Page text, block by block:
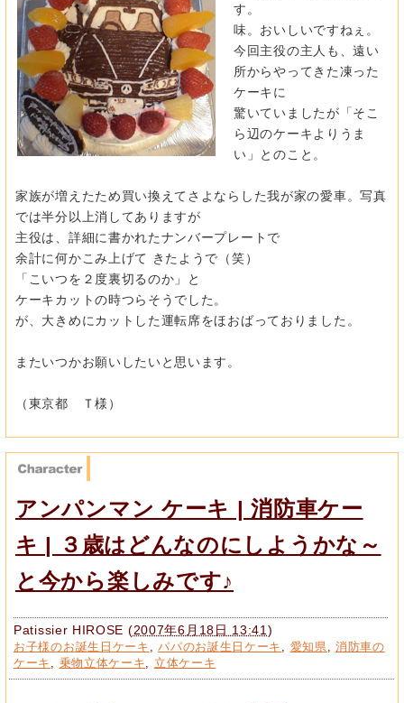
す。
味。おいしいですねぇ。
今回主役の主人も、遠い
所からやってきた凍った
ケーキに
驚いていましたが「そこ
ら辺のケーキよりうま
い」とのこと。
家族が増えたため買い換えてさよならした我が家の愛車。写真
では半分以上消してありますが
主役は、詳細に書かれたナンバープレートで
余計に何かこみ上げて きたようで（笑）
「こいつを２度裏切るのか」と
ケーキカットの時つらそうでした。
が、大きめにカットした運転席をほおばっておりました。
またいつかお願いしたいと思います。
（東京都 Ｔ様）
アンパンマン ケーキ | 消防車ケー
キ | ３歳はどんなのにしようかな～
と今から楽しみです♪
Patissier HIROSE (2007年6月18日 13:41 )
お子様のお誕生日ケーキ ,パパのお誕生日ケーキ 愛知県 ,消防車の
ケーキ
乗物立体ケーキ 立体ケーキ